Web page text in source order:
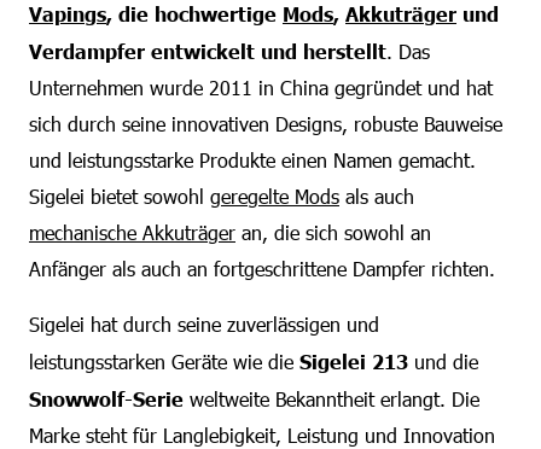
Vapings, die hochwertige Mods, Akkuträger und
Verdampfer entwickelt und herstellt. Das
Unternehmen wurde 2011 in China gegründet und hat
sich durch seine innovativen Designs, robuste Bauweise
und leistungsstarke Produkte einen Namen gemacht.
Sigelei bietet sowohl geregelte Mods als auch
mechanische Akkuträger an, die sich sowohl an
Anfänger als auch an fortgeschrittene Dampfer richten.
Sigelei hat durch seine zuverlässigen und
leistungsstarken Geräte wie die Sigelei 213 und die
Snowwolf-Serie weltweite Bekanntheit erlangt. Die
Marke steht für Langlebigkeit, Leistung und Innovation